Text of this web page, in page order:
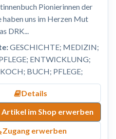
Pionierinnen der
haben uns im Herzen Mut
DRK...
GESCHICHTE; MEDIZIN;
ENTWICKLUNG;
BUCH; PFLEGE;
Details
Artikel im Shop erwerben
Zugang erwerben